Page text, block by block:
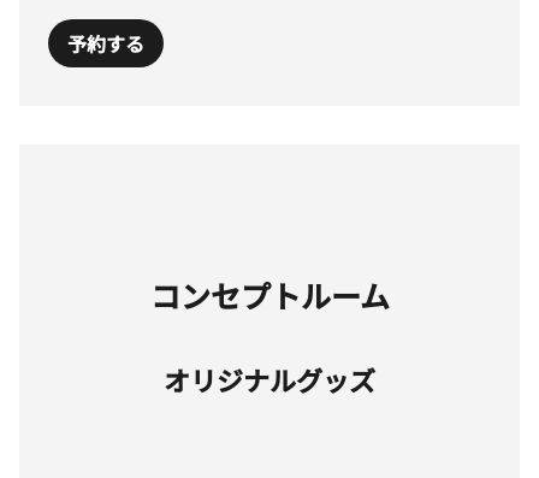
予約する
コンセプトルーム
オリジナルグッズ